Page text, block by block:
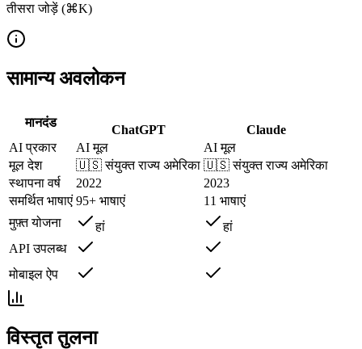
तीसरा जोड़ें (⌘K)
सामान्य अवलोकन
मानदंड
ChatGPT
Claude
AI प्रकार
AI मूल
AI मूल
मूल देश
🇺🇸 संयुक्त राज्य अमेरिका 🇺🇸 संयुक्त राज्य अमेरिका
स्थापना वर्ष
2022
2023
समर्थित भाषाएं 95+ भाषाएं
11 भाषाएं
मुफ़्त योजना
हां
हां
API उपलब्ध
मोबाइल ऐप
विस्तृत तुलना